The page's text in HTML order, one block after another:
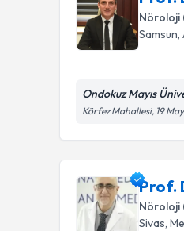
Nöroloji
Samsun
Ondokuz Mayıs
Körfez Mahallesi, 19
Prof.
Nöroloji
Sivas ,